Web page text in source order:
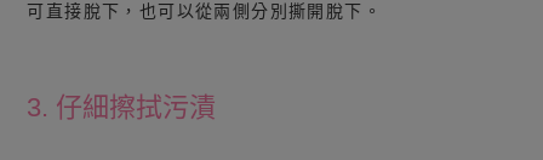
可直接脫下，也可以從兩側分別撕開脫下。
3. 仔細擦拭污漬